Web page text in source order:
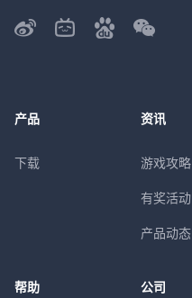
产品
下载
资讯
游戏攻略
有奖活动
产品动态
帮助 公司